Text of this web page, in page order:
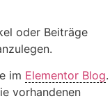
oder Beiträge
im Elementor Blog.
vorhandenen